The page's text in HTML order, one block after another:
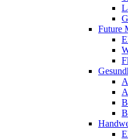
Future